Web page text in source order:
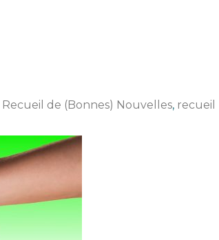
Recueil de (Bonnes) Nouvelles, recueil